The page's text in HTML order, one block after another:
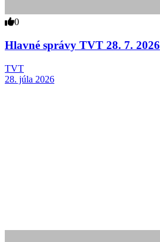
0
Hlavné správy TVT 28. 7. 2026
TVT
28. júla 2026